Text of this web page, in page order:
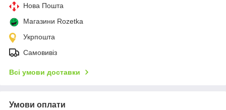
Нова Пошта
Магазини Rozetka
Укрпошта
Самовивіз
Всі умови доставки
Умови оплати